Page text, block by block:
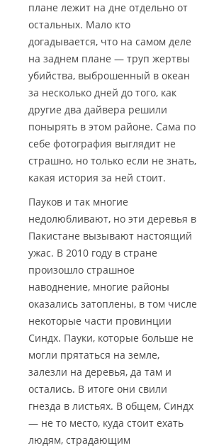
плане лежит на дне отдельно от
остальных. Мало кто
догадывается, что на самом деле
на заднем плане — труп жертвы
убийства, выброшенный в океан
за несколько дней до того, как
другие два дайвера решили
понырять в этом районе. Сама по
себе фотография выглядит не
страшно, но только если не знать,
какая история за ней стоит.
Пауков и так многие
недолюбливают, но эти деревья в
Пакистане вызывают настоящий
ужас. В 2010 году в стране
произошло страшное
наводнение, многие районы
оказались затоплены, в том числе
некоторые части провинции
Синдх. Пауки, которые больше не
могли прятаться на земле,
залезли на деревья, да там и
остались. В итоге они свили
гнезда в листьях. В общем, Синдх
— не то место, куда стоит ехать
людям, страдающим